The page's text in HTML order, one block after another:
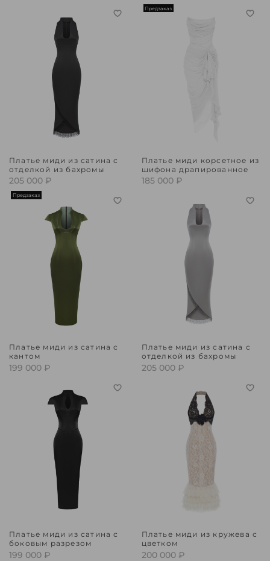
Платье миди из сатина с
отделкой из бахромы
205 000 ₽
Предзаказ
Платье миди корсетное из
шифона драпированное
185 000 ₽
Предзаказ
Платье миди из сатина с
кантом
199 000 ₽
Платье миди из сатина с
отделкой из бахромы
205 000 ₽
Платье миди из сатина с
боковым разрезом
199 000 ₽
Платье миди из кружева с
цветком
200 000 ₽